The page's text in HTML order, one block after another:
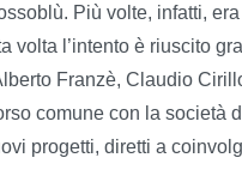
Più volte, infatti,
volta l’intento è riuscito
Franzè, Claudio
comune con la società
progetti, diretti a